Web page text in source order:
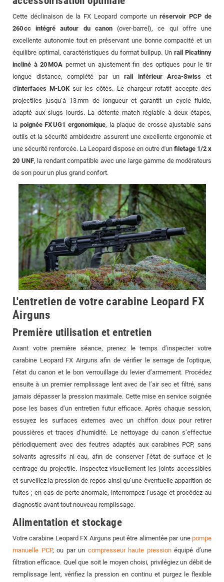
Cette déclinaison de la FX Leopard comporte unréservoir PCP de
260 cc intégré autour du canon(over-barrel), ce qui offre une
excellente autonomie tout en préservant une bonne compacité et un
équilibre optimal, caractéristiques du format bullpup. Unrail Picatinny
incliné à 20 MOA permet un ajustement fin des optiques pour le tir
longue distance, complété par unrail inférieur Arca-Swiss et
d'interfaces M-LOK sur les côtés. Le chargeur rotatif accepte des
projectiles jusqu’à 13 mm de longueur et garantit un cycle fluide,
adapté aux slugs lourds. La détente match réglable à deux étapes,
la poignée FX UG1 ergonomique, la plaque de crosse ajustable sans
outils et la sécurité ambidextre assurent une excellente ergonomie et
une sécurité renforcée. La Leopard dispose en outre d'un filetage 1/2 x
20 UNF, la rendant compatible avec une large gamme de modérateurs
de son pour un plus grand confort.
L'entretien de votre carabine Leopard FX
Airguns
Première utilisation et entretien
Avant votre première séance, prenez le temps d’inspecter votre
carabine Leopard FX Airguns afin de vérifier le serrage de l’optique,
l’état du canon et le bon verrouillage du levier d’armement. Procédez
ensuite à un premier remplissage lent avec de l’air sec et filtré, sans
jamais dépasser la pression maximale. Cette mise en service soignée
pose les bases d’un entretien futur efficace. Après chaque session,
essuyez les surfaces externes avec un chiffon doux pour retirer
poussières et traces d’humidité. Le nettoyage du canon s’effectue
périodiquement avec des feutres adaptés aux carabines PCP, sans
solvants agressifs ni eau, afin de conserver l’état de surface et le
centrage du projectile. Inspectez visuellement les joints accessibles
et surveillez la pression de repos ainsi qu’une éventuelle apparition de
fuites ; en cas de perte anormale, interrompez l’usage et procédez au
diagnostic avant tout nouveau remplissage.
Alimentation et stockage
Votre carabine Leopard FX Airguns peut être alimentée par une pompe
manuelle PCP, ou par un compresseur haute pressionéquipé d’une
filtration efficace. Quel que soit le moyen choisi, privilégiez un débit de
remplissage lent, vérifiez la pression en continu et purgez le flexible